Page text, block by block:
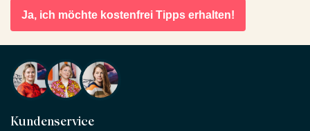
Ja, ich möchte kostenfrei Tipps erhalten!
Kundenservice